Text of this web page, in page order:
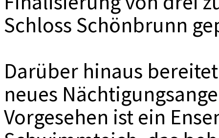
Schloss Schönbrunn
Darüber hinaus
neues
Vorgesehen ist ein